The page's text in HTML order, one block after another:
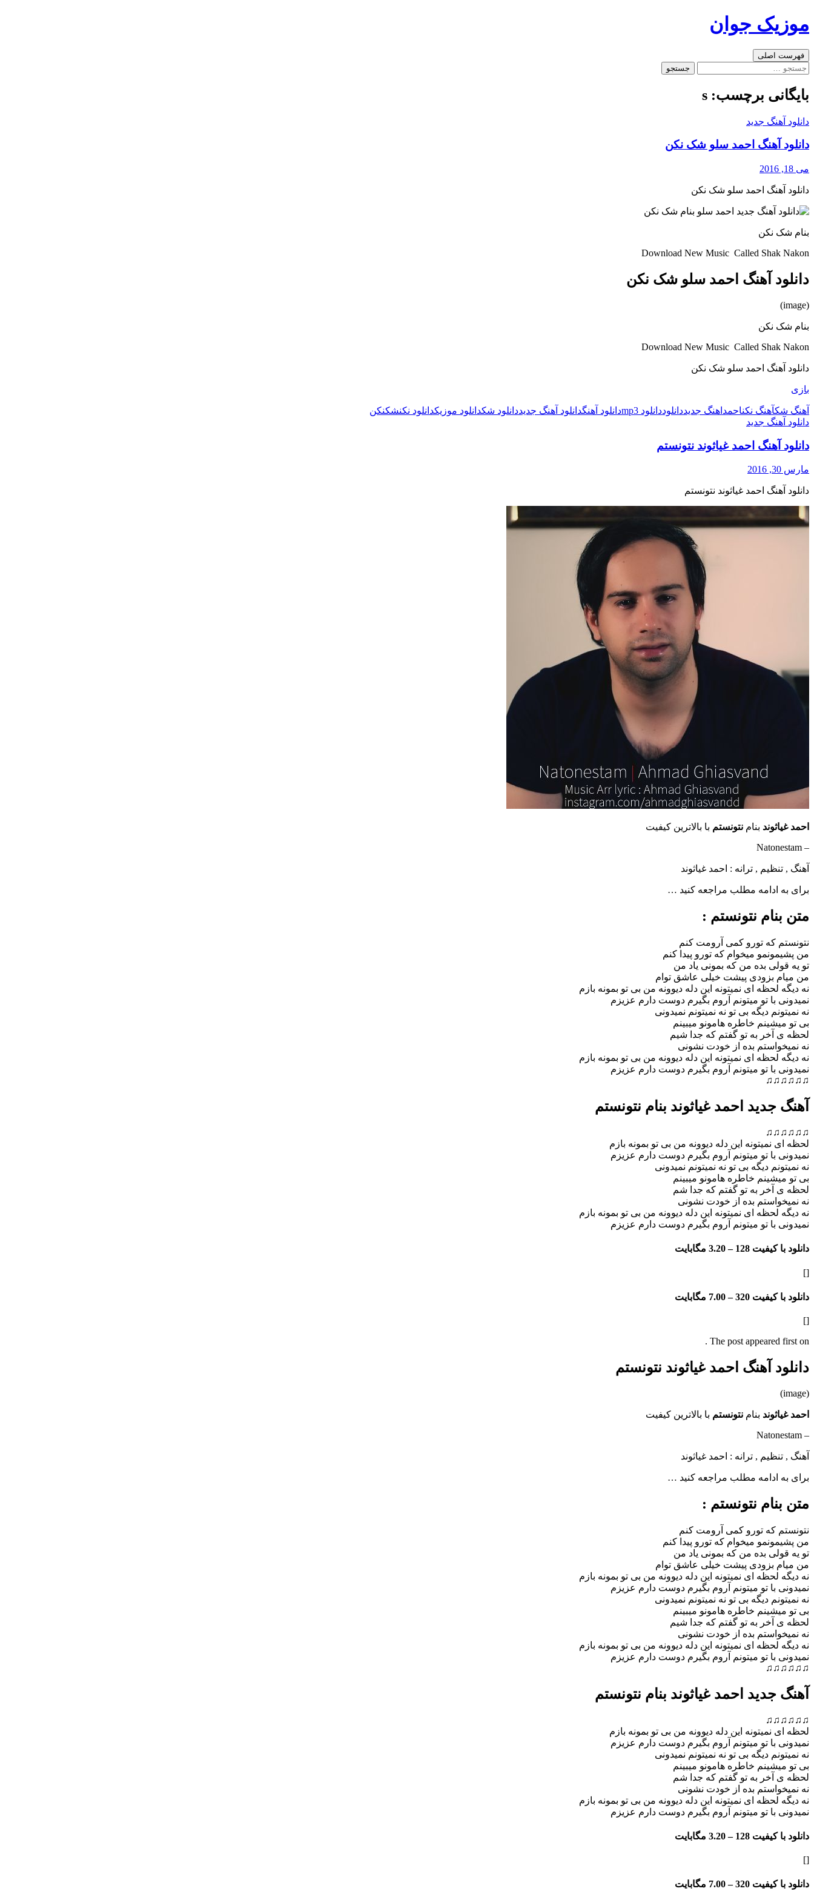
به
موزیک جوان
جست‌وجو
فهرست اصلی
جستجو
بایگانی برچسب: s
دانلود آهنگ جدید
دانلود آهنگ احمد سلو شک نکن
می 18, 2016
دانلود آهنگ احمد سلو شک نکن
بنام شک نکن
Download New Music Called Shak Nakon
دانلود آهنگ احمد سلو شک نکن
(image)
بنام شک نکن
Download New Music Called Shak Nakon
دانلود آهنگ احمد سلو شک نکن
بازی
آهنگ شکآهنگ نکناحمد اهنگ جدیددانلوددانلود mp3 دانلود آهنگدانلود آهنگ جدیددانلود شکدانلود موزیکدانلود نکنشکنکن
دانلود آهنگ جدید
دانلود آهنگ احمد غیاثوند نتونستم
مارس 30, 2016
دانلود آهنگ احمد غیاثوند نتونستم
احمد غیاثوند بنام نتونستم با بالاترین کیفیت
– Natonestam
آهنگ , تنظیم , ترانه : احمد غیاثوند
برای به ادامه مطلب مراجعه کنید …
متن بنام نتونستم :
نتونستم که تورو کمی آرومت کنم
من پشیمونمو میخوام که تورو پیدا کنم
تو یه قولی بده من که بمونی یاد من
من میام بزودی پیشت خیلی عاشق توام
نه دیگه لحظه ای نمیتونه این دله دیوونه من بی تو بمونه بازم
نمیدونی با تو میتونم آروم بگیرم دوست دارم عزیزم
نه نمیتونم دیگه بی تو نه نمیتونم نمیدونی
بی تو میشینم خاطره هامونو میبینم
لحظه ی آخر به تو گفتم که جدا شیم
نه نمیخواستم بده از خودت نشونی
نه دیگه لحظه ای نمیتونه این دله دیوونه من بی تو بمونه بازم
نمیدونی با تو میتونم آروم بگیرم دوست دارم عزیزم
♫♫♫♫♫♫
آهنگ جدید احمد غیاثوند بنام نتونستم
♫♫♫♫♫♫
لحظه ای نمیتونه این دله دیوونه من بی تو بمونه بازم
نمیدونی با تو میتونم آروم بگیرم دوست دارم عزیزم
نه نمیتونم دیگه بی تو نه نمیتونم نمیدونی
بی تو میشینم خاطره هامونو میبینم
لحظه ی آخر به تو گفتم که جدا شم
نه نمیخواستم بده از خودت نشونی
نه دیگه لحظه ای نمیتونه این دله دیوونه من بی تو بمونه بازم
نمیدونی با تو میتونم آروم بگیرم دوست دارم عزیزم
دانلود با کیفیت 128 – 3.20 مگابایت
[]
دانلود با کیفیت 320 – 7.00 مگابایت
[]
The post appeared first on .
دانلود آهنگ احمد غیاثوند نتونستم
(image)
احمد غیاثوند بنام نتونستم با بالاترین کیفیت
– Natonestam
آهنگ , تنظیم , ترانه : احمد غیاثوند
برای به ادامه مطلب مراجعه کنید …
متن بنام نتونستم :
نتونستم که تورو کمی آرومت کنم
من پشیمونمو میخوام که تورو پیدا کنم
تو یه قولی بده من که بمونی یاد من
من میام بزودی پیشت خیلی عاشق توام
نه دیگه لحظه ای نمیتونه این دله دیوونه من بی تو بمونه بازم
نمیدونی با تو میتونم آروم بگیرم دوست دارم عزیزم
نه نمیتونم دیگه بی تو نه نمیتونم نمیدونی
بی تو میشینم خاطره هامونو میبینم
لحظه ی آخر به تو گفتم که جدا شیم
نه نمیخواستم بده از خودت نشونی
نه دیگه لحظه ای نمیتونه این دله دیوونه من بی تو بمونه بازم
نمیدونی با تو میتونم آروم بگیرم دوست دارم عزیزم
♫♫♫♫♫♫
آهنگ جدید احمد غیاثوند بنام نتونستم
♫♫♫♫♫♫
لحظه ای نمیتونه این دله دیوونه من بی تو بمونه بازم
نمیدونی با تو میتونم آروم بگیرم دوست دارم عزیزم
نه نمیتونم دیگه بی تو نه نمیتونم نمیدونی
بی تو میشینم خاطره هامونو میبینم
لحظه ی آخر به تو گفتم که جدا شم
نه نمیخواستم بده از خودت نشونی
نه دیگه لحظه ای نمیتونه این دله دیوونه من بی تو بمونه بازم
نمیدونی با تو میتونم آروم بگیرم دوست دارم عزیزم
دانلود با کیفیت 128 – 3.20 مگابایت
[]
دانلود با کیفیت 320 – 7.00 مگابایت